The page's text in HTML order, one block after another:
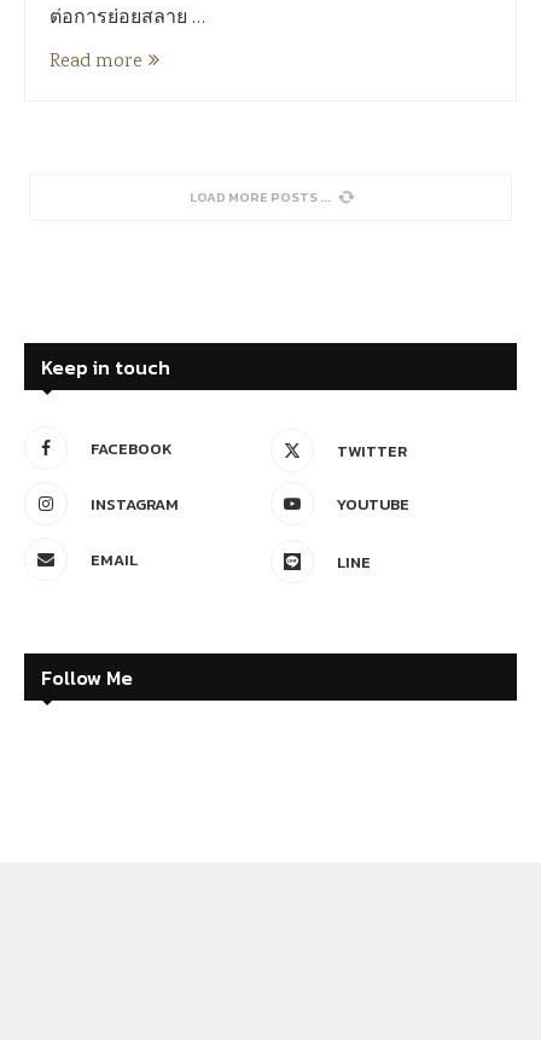
ต่อการย่อยสลาย …
Read more
ไนจีเรียนำร่อง ‘RECYCLEPAY’ แก้ปัญหาการ
byAdmin 15 August 2023 0 comment
แม้ว่าการศึกษาจะเป็นสิทธิมนุษยชนขั้นพื้นฐาน แต่